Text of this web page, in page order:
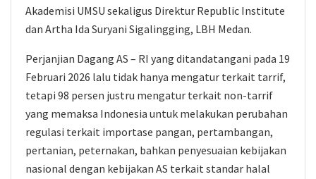
Akademisi UMSU sekaligus Direktur Republic Institute
dan Artha Ida Suryani Sigalingging, LBH Medan.
Perjanjian Dagang AS – RI yang ditandatangani pada 19
Februari 2026 lalu tidak hanya mengatur terkait tarrif,
tetapi 98 persen justru mengatur terkait non-tarrif
yang memaksa Indonesia untuk melakukan perubahan
regulasi terkait importase pangan, pertambangan,
pertanian, peternakan, bahkan penyesuaian kebijakan
nasional dengan kebijakan AS terkait standar halal